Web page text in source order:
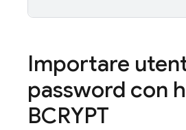
Importare
password con
BCRYPT